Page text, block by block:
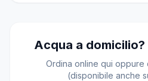
Acqua a
Ordina online qui oppure
(disponibile anche